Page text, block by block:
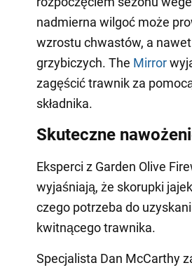
nadmierna wilgoć może
wzrostu chwastów, a
grzybiczych. The Mirror
zagęścić trawnik za
składnika.
Skuteczne
Eksperci z Garden Olive
wyjaśniają, że skorupki
czego potrzeba do
kwitnącego trawnika.
Specjalista Dan McCarthy